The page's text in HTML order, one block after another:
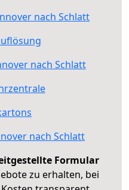
nach Schlatt
nach Schlatt
nach Schlatt
Formular
zu erhalten, bei